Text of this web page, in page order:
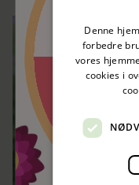
LEVERES I SEPTEMBER 🌷
SPAR 10%
Denne
forbedre
vores
cookies i
50 kr. rabat
nitte